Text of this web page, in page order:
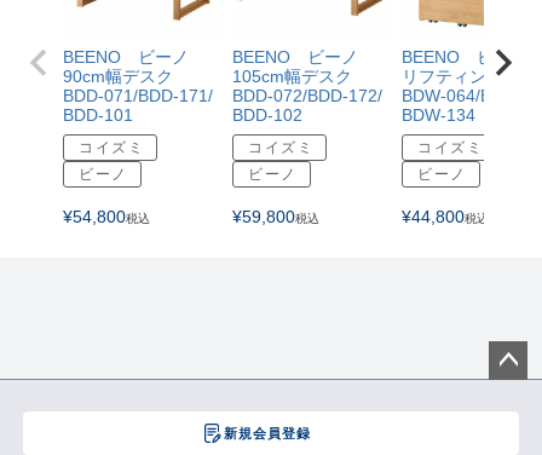
BEENO ビーノ
90cm幅デスク
BDD-071/BDD-171/
BDD-101
コイズミ
ビーノ
¥54,800税込
BEENO ビーノ
105cm幅デスク
BDD-072/BDD-172/
BDD-102
コイズミ
ビーノ
¥59,800税込
BEENO ビーノ
リフティングワゴ
BDW-064/BDW-
BDW-134
コイズミ
ビーノ
¥44,800税込
新規会員登録
ジト